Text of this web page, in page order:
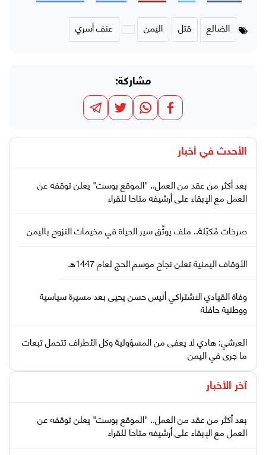
الضالع قتل اليمن عنف أسري
مشاركة:
الأحدث في أخبار
بعد أكثر من عقد من العمل.. "الموقع بوست" يعلن توقفه عن
العمل مع الإبقاء على أرشيفه متاحا للقراء
صرخات مُكبّلة.. ملف يوثّق سير الحياة في مخيمات النزوح باليمن
الأوقاف اليمنية تعلن نجاح موسم الحج لعام 1447هـ
وفاة القيادي الاشتراكي أنيس حسن يحيى بعد مسيرة سياسية
ووطنية حافلة
العرشي: هادي لا يعفى من المسؤولية وكل الأطراف تتحمل تبعات
ما جرى في اليمن
آخر الأخبار
بعد أكثر من عقد من العمل.. "الموقع بوست" يعلن توقفه عن
العمل مع الإبقاء على أرشيفه متاحا للقراء